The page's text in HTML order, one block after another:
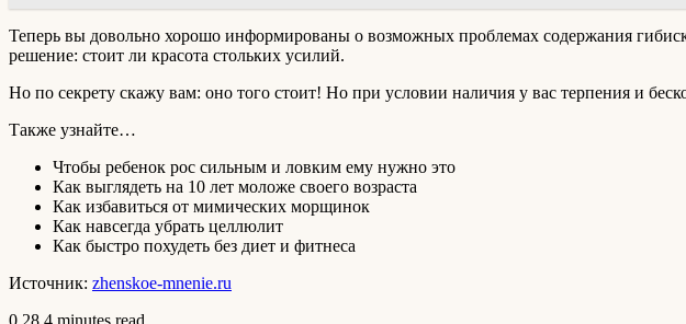
Теперь вы довольно хорошо информированы о возможных проблемах содержания
решение: стоит ли красота стольких усилий.
Но по секрету скажу вам: оно того стоит! Но при условии наличия у вас терпения и
Также узнайте…
Чтобы ребенок рос сильным и ловким ему нужно это
Как выглядеть на 10 лет моложе своего возраста
Как избавиться от мимических морщинок
Как навсегда убрать целлюлит
Как быстро похудеть без диет и фитнеса
Источник: zhenskoe-mnenie.ru
0 28 4 minutes read